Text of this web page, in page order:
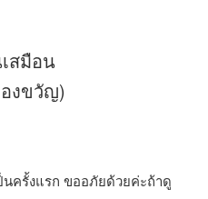
สมือน
งขวัญ)
นครั้งแรก ขออภัยด้วยค่ะถ้าดู